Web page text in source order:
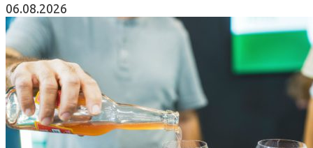
06.08.2026